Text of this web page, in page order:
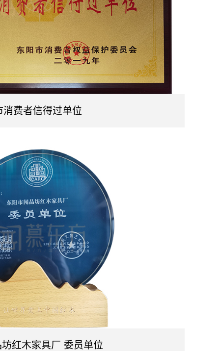
消费者信得过单位
红木家具厂 委员单位